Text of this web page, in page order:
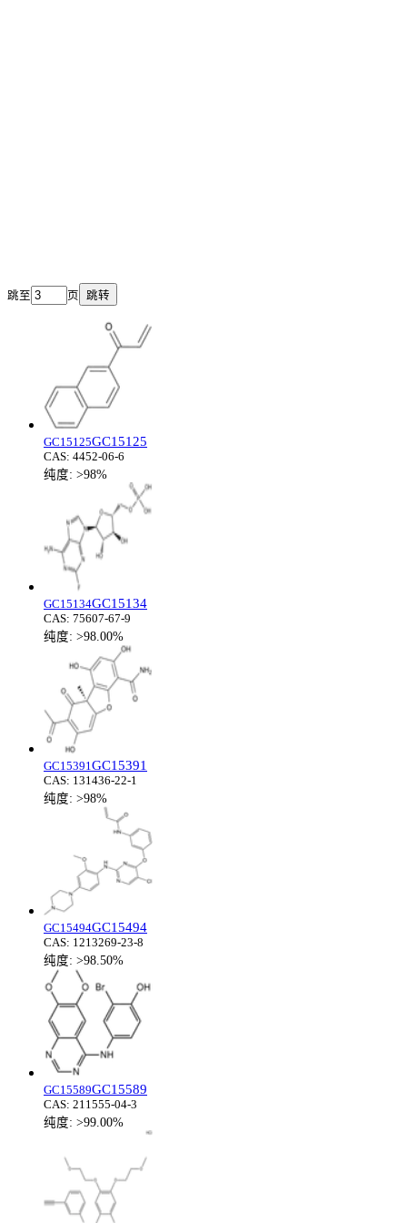
跳至 页 跳转
GC15125GC15125
CAS: 4452-06-6
纯度: >98%
GC15134GC15134
CAS: 75607-67-9
纯度: >98.00%
GC15391GC15391
CAS: 131436-22-1
纯度: >98%
GC15494GC15494
CAS: 1213269-23-8
纯度: >98.50%
GC15589GC15589
CAS: 211555-04-3
纯度: >99.00%